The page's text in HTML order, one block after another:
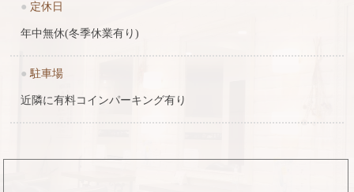
● 定休日
年中無休(冬季休業有り)
● 駐車場
近隣に有料コインパーキング有り